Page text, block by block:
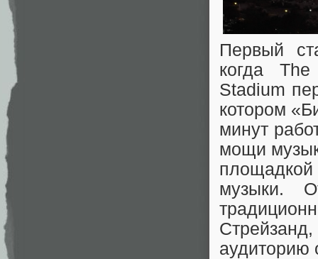
Первый
когда
Stadium
котором
минут
мощи
музыки.
аудиторию